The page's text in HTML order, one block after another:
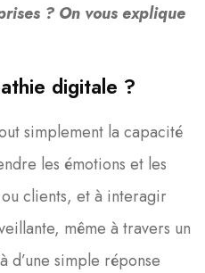
? On vous explique
digitale ?
simplement la capacité
les émotions et les
clients, et à interagir
même à travers un
d’une simple réponse